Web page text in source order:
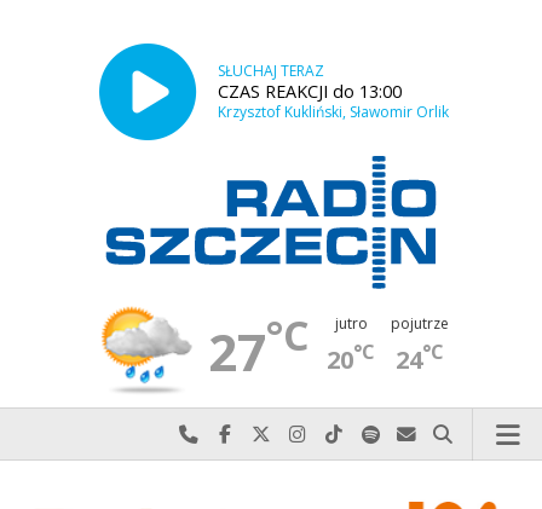
SŁUCHAJ TERAZ
CZAS REAKCJI do 13:00
Krzysztof Kukliński, Sławomir Orlik
27°C jutro
20°C
pojutrze
24°C
Najlepiej po prostu do nas zadzwoń
Odwiedź nas na Facebook-u
Odwiedź nas na X
Odwiedź nas na Instagram-ie
Odwiedź nas na TikTok-u
Szukaj nas na Spotify
Wyślij do nas
Szukaj